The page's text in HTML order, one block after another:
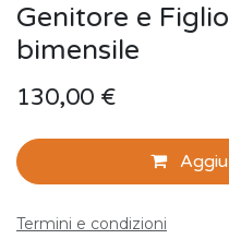
Genitore e
bimensile
130,00 €
Termini e condizioni